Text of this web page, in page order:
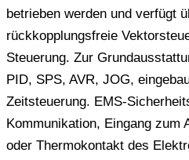
betrieben werden und verfügt
rückkopplungsfreie
Steuerung. Zur
PID, SPS, AVR, JOG,
Zeitsteuerung. EMS-
Kommunikation, Eingang zum
oder Thermokontakt des